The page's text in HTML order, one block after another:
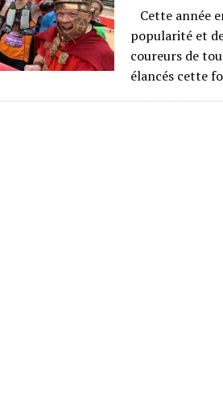
Cette année
popularité et
coureurs de
élancés cette